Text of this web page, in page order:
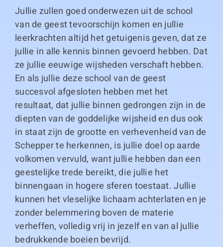
Duitse boeken
Links
Jullie zullen goed onderwezen uit de school
van de geest tevoorschijn komen en jullie
leerkrachten altijd het getuigenis geven, dat ze
jullie in alle kennis binnen gevoerd hebben. Dat
ze jullie eeuwige wijsheden verschaft hebben.
En als jullie deze school van de geest
succesvol afgesloten hebben met het
resultaat, dat jullie binnen gedrongen zijn in de
diepten van de goddelijke wijsheid en dus ook
in staat zijn de grootte en verhevenheid van de
Schepper te herkennen, is jullie doel op aarde
volkomen vervuld, want jullie hebben dan een
geestelijke trede bereikt, die jullie het
binnengaan in hogere sferen toestaat. Jullie
kunnen het vleselijke lichaam achterlaten en je
zonder belemmering boven de materie
verheffen, volledig vrij in jezelf en van al jullie
bedrukkende boeien bevrijd.